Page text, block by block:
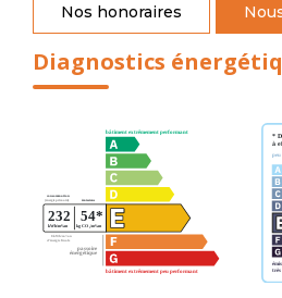
Nos honoraires
Diagnostics